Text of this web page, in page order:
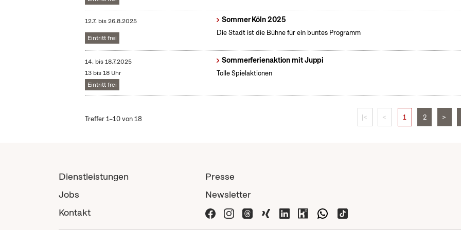
12.7. bis26.8.2025
Eintritt frei
Sommer Köln 2025
Die Stadt ist die Bühne für ein buntes Programm
14. bis18.7.2025
13 bis 18 Uhr
Eintritt frei
Sommerferienaktion mit Juppi
Tolle Spielaktionen
Treffer 1–10 von 18 |< < 1 2 >
Dienstleistungen
Jobs
Kontakt
Presse
Newsletter